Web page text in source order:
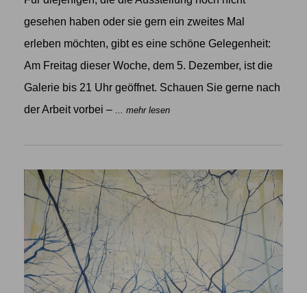
gesehen haben oder sie gern ein zweites Mal
erleben möchten, gibt es eine schöne Gelegenheit:
Am Freitag dieser Woche, dem 5. Dezember, ist die
Galerie bis 21 Uhr geöffnet. Schauen Sie gerne nach
der Arbeit vorbei – ... mehr lesen